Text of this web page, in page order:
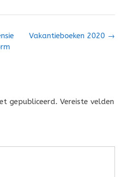
Vakantieboeken 2020 →
gepubliceerd. Vereiste velden